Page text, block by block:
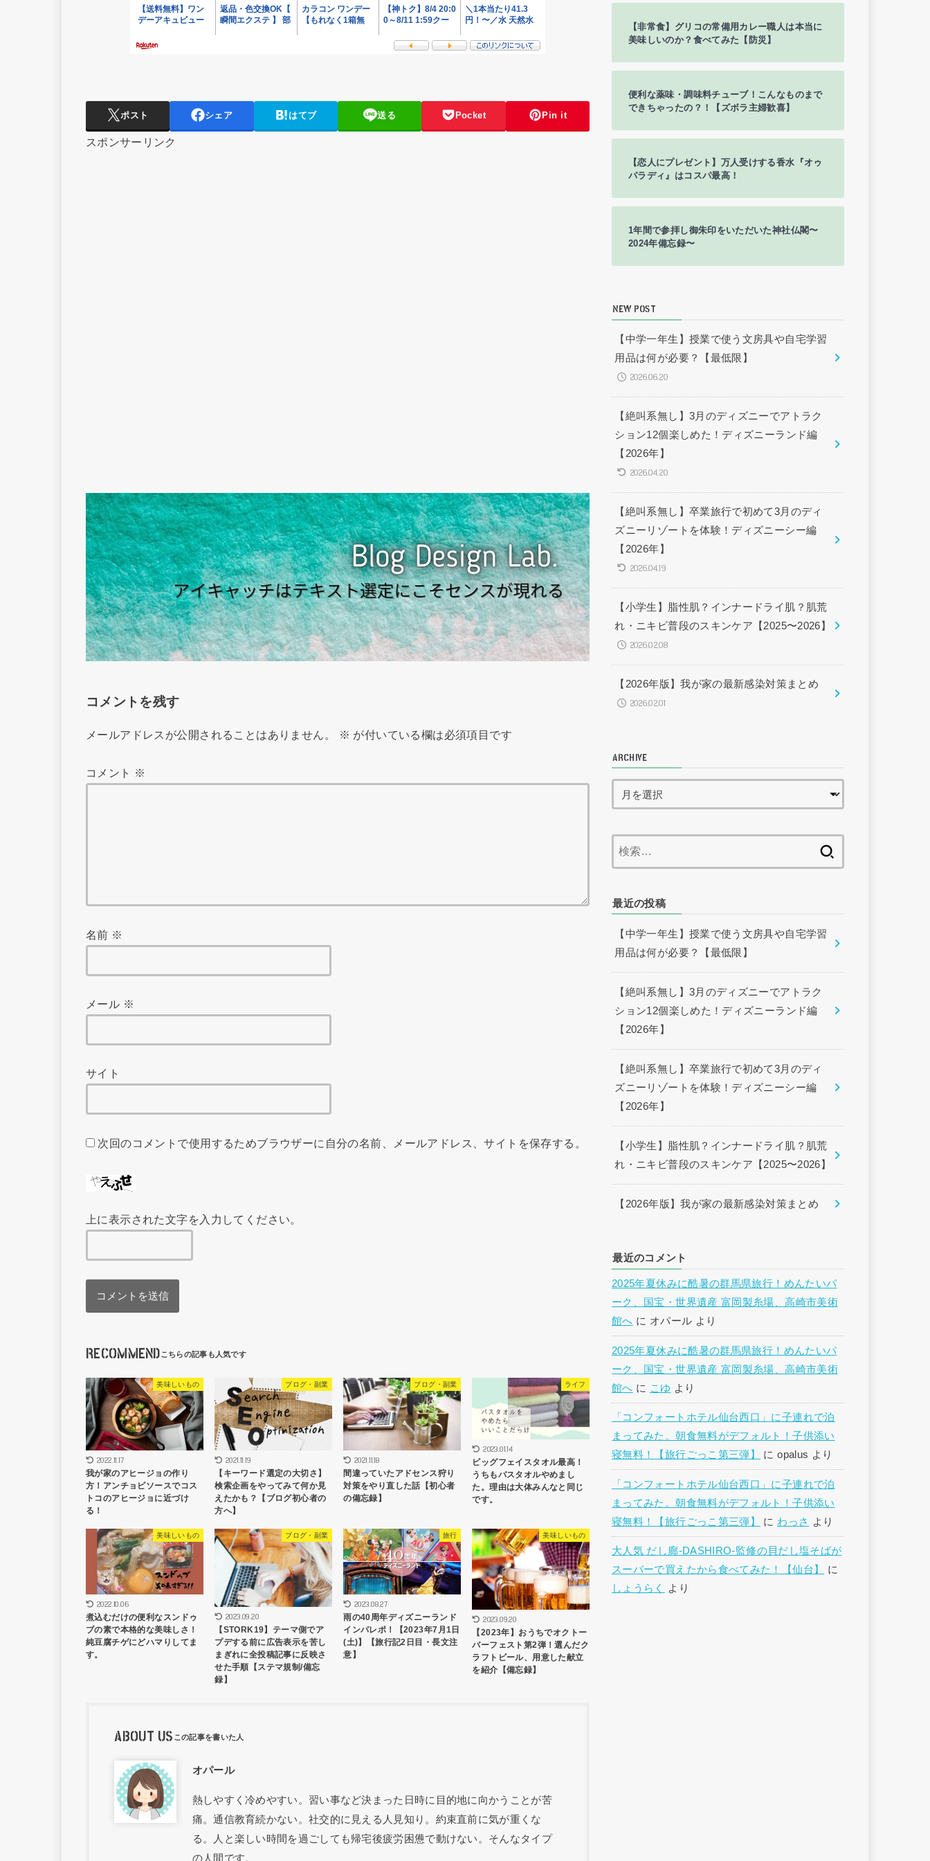
ポスト シェア はてブ 送る Pocket Pin it
スポンサーリンク
コメントを残す
メールアドレスが公開されることはありません。 ※ が付いている欄は必須項目です
コメント ※
名前 ※
メール ※
サイト
次回のコメントで使用するためブラウザーに自分の名前、メールアドレス、サイトを保存する。
上に表示された文字を入力してください。
RECOMMEND
美味しいもの
2022.11.17
我が家のアヒージョの作り
方！アンチョビソースでコス
トコのアヒージョに近づけ
る！
ブログ・副業
2021.11.19
【キーワード選定の大切さ】
検索企画をやってみて何か見
えたかも？【ブログ初心者の
方へ】
ブログ・副業
2021.11.18
間違っていたアドセンス狩り
対策をやり直した話【初心者
の備忘録】
ライフ
2023.01.14
ビッグフェイスタオル最高！
うちもバスタオルやめまし
た。理由は大体みんなと同じ
です。
美味しいもの
2022.10.06
煮込むだけの便利なスンドゥ
ブの素で本格的な美味しさ！
純豆腐チゲにどハマりしてま
す。
ブログ・副業
2023.09.20
【STORK19】テーマ側でア
プデする前に広告表示を苦し
まぎれに全投稿記事に反映さ
せた手順【ステマ規制/備忘
録】
旅行
2023.08.27
雨の40周年ディズニーランド
インパレポ！【2023年7月1日
(土)】【旅行記2日目・長文注
意】
美味しいもの
2023.09.20
【2023年】おうちでオクトー
バーフェスト第2弾！選んだク
ラフトビール、用意した献立
を紹介【備忘録】
ABOUT US
オパール
熱しやすく冷めやすい。習い事など決まった日時に目的地に向かうことが苦
痛。通信教育続かない。社交的に見える人見知り。約束直前に気が重くな
る。人と楽しい時間を過ごしても帰宅後疲労困憊で動けない。そんなタイプ
の人間です。
【非常食】グリコの常備用カレー職人は本当に
美味しいのか？食べてみた【防災】
便利な薬味・調味料チューブ！こんなものまで
できちゃったの？！【ズボラ主婦歓喜】
【恋人にプレゼント】万人受けする香水『オゥ
パラディ』はコスパ最高！
1年間で参拝し御朱印をいただいた神社仏閣〜
2024年備忘録〜
NEW POST
【中学一年生】授業で使う文房具や自宅学習
用品は何が必要？【最低限】
2026.06.20
【絶叫系無し】3月のディズニーでアトラク
ション12個楽しめた！ディズニーランド編
【2026年】
2026.04.20
【絶叫系無し】卒業旅行で初めて3月のディ
ズニーリゾートを体験！ディズニーシー編
【2026年】
2026.04.19
【小学生】脂性肌？インナードライ肌？肌荒
れ・ニキビ普段のスキンケア【2025〜2026】
2026.02.08
【2026年版】我が家の最新感染対策まとめ
2026.02.01
ARCHIVE
最近の投稿
【中学一年生】授業で使う文房具や自宅学習
用品は何が必要？【最低限】
【絶叫系無し】3月のディズニーでアトラク
ション12個楽しめた！ディズニーランド編
【2026年】
【絶叫系無し】卒業旅行で初めて3月のディ
ズニーリゾートを体験！ディズニーシー編
【2026年】
【小学生】脂性肌？インナードライ肌？肌荒
れ・ニキビ普段のスキンケア【2025〜2026】
【2026年版】我が家の最新感染対策まとめ
最近のコメント
2025年夏休みに酷暑の群馬県旅行！めんたいパ
ーク、国宝・世界遺産 富岡製糸場、高崎市美術
館へ に オパール より
2025年夏休みに酷暑の群馬県旅行！めんたいパ
ーク、国宝・世界遺産 富岡製糸場、高崎市美術
館へ に こゆ より
「コンフォートホテル仙台西口」に子連れで泊
まってみた。朝食無料がデフォルト！子供添い
寝無料！【旅行ごっこ第三弾】
にopalus より
「コンフォートホテル仙台西口」に子連れで泊
まってみた。朝食無料がデフォルト！子供添い
寝無料！【旅行ごっこ第三弾】
に わっさ より
大人気 だし廊-DASHIRO-監修の貝だし塩そばが
スーパーで買えたから食べてみた！【仙台】
に
しょうらく
より